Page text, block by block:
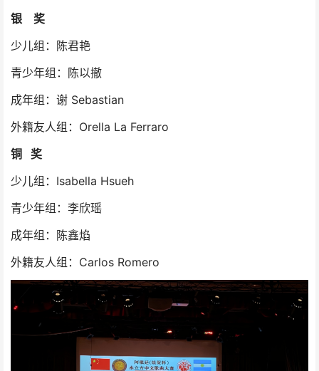
银 奖
少儿组：陈君艳
青少年组：陈以撤
成年组：谢 Sebastian
外籍友人组：Orella La Ferraro
铜 奖
少儿组：Isabella Hsueh
青少年组：李欣瑶
成年组：陈鑫焰
外籍友人组：Carlos Romero